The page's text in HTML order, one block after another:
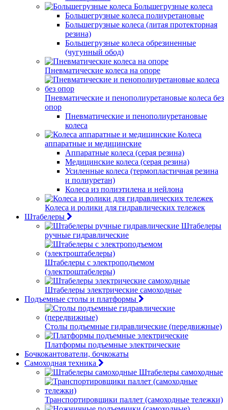
Большегрузные колеса
Большегрузные колеса полиуретановые
Большегрузные колеса (литая протекторная
резина)
Большегрузные колеса обрезиненные
(чугунный обод)
Пневматические колеса на опоре
Пневматические и пенополиуретановые колеса без
опор
Пневматические и пенополиуретановые
колеса
Колеса
аппаратные и медицинские
Аппаратные колеса (серая резина)
Медицинские колеса (серая резина)
Усиленные колеса (термопластичная резина
и полиуретан)
Колеса из полиэтилена и нейлона
Колеса и ролики для гидравлических тележек
Штабелеры
Штабелеры
ручные гидравлические
Штабелеры с электроподъемом
(электроштабелеры)
Штабелеры электрические самоходные
Подъемные столы и платформы
Столы подъемные гидравлические (передвижные)
Платформы подъемные электрические
Бочкокантователи, бочкокаты
Самоходная техника
Штабелеры самоходные
Транспортировщики паллет (самоходные тележки)